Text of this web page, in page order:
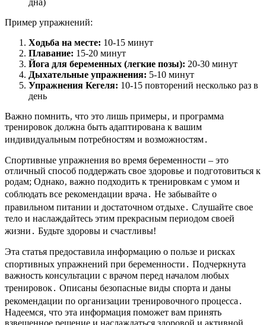
Пример упражнений:
Ходьба на месте: 10-15 минут
Плавание: 15-20 минут
Йога для беременных (легкие позы): 20-30 минут
Дыхательные упражнения: 5-10 минут
Упражнения Кегеля: 10-15 повторений несколько раз в
день
Важно помнить‚ что это лишь примеры‚ и программа
тренировок должна быть адаптирована к вашим
индивидуальным потребностям и возможностям․
Спортивные упражнения во время беременности – это
отличный способ поддержать свое здоровье и подготовиться к
родам; Однако‚ важно подходить к тренировкам с умом и
соблюдать все рекомендации врача․ Не забывайте о
правильном питании и достаточном отдыхе․ Слушайте свое
тело и наслаждайтесь этим прекрасным периодом своей
жизни․ Будьте здоровы и счастливы!
Эта статья предоставила информацию о пользе и рисках
спортивных упражнений при беременности․ Подчеркнута
важность консультации с врачом перед началом любых
тренировок․ Описаны безопасные виды спорта и даны
рекомендации по организации тренировочного процесса․
Надеемся‚ что эта информация поможет вам принять
взвешенное решение и наслаждаться здоровой и активной